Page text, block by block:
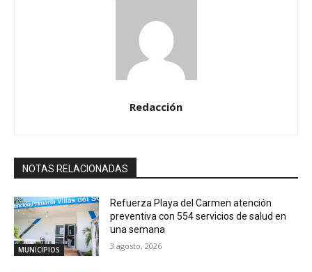
Redacción
NOTAS RELACIONADAS
MUNICIPIOS
Refuerza Playa del Carmen atención
preventiva con 554 servicios de salud en
una semana
3 agosto, 2026